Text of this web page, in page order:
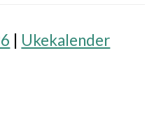
Ukekalender